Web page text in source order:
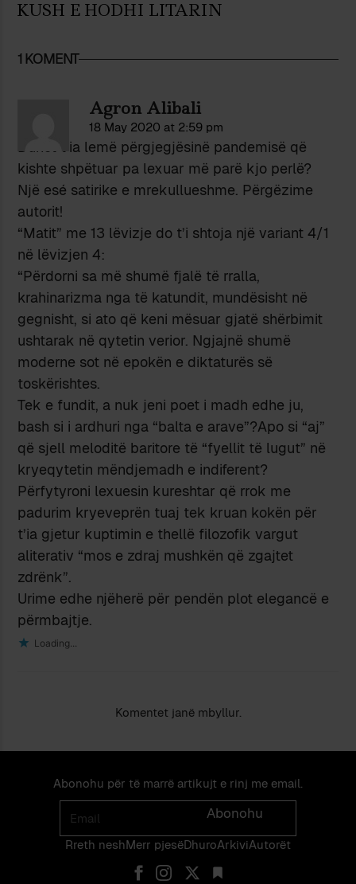
KUSH E HODHI LITARIN
1 KOMENT
Agron Alibali
18 May 2020 at 2:59 pm
Duhet t’ia lemë përgjegjësinë pandemisë që
kishte shpëtuar pa lexuar më parë kjo perlë?
Një esé satirike e mrekullueshme. Përgëzime
autorit!
“Matit” me 13 lëvizje do t’i shtoja një variant 4/1
në lëvizjen 4:
“Përdorni sa më shumë fjalë të rralla,
krahinarizma nga të katundit, mundësisht në
gegnisht, si ato që keni mësuar gjatë shërbimit
ushtarak në qytetin verior. Ngjajnë shumë
moderne sot në epokën e diktaturës së
toskërishtes.
Tek e fundit, a nuk jeni poet i madh edhe ju,
bash si i ardhuri nga “balta e arave”?Apo si “aj”
që sjell meloditë baritore të “fyellit të lugut” në
kryeqytetin mëndjemadh e indiferent?
Përfytyroni lexuesin kureshtar që rrok me
padurim kryeveprën tuaj tek kruan kokën për
t’ia gjetur kuptimin e thellë filozofik vargut
aliterativ “mos e zdraj mushkën që zgajtet
zdrënk”.
Urime edhe njëherë për pendën plot elegancë e
përmbajtje.
Loading...
Komentet janë mbyllur.
Abonohu për të marrë artikujt e rinj me email.
Email
Abonohu
Rreth neshMerr pjes​​ë​DhuroArkiviAutorët